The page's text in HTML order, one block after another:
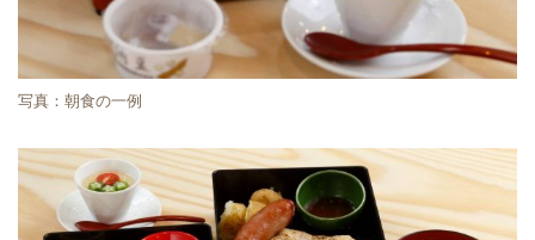
写真：朝食の一例